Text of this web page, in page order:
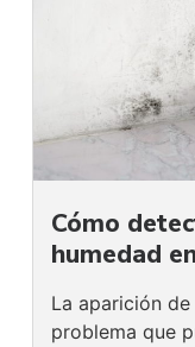
Cómo
humedad
La aparición
problema que